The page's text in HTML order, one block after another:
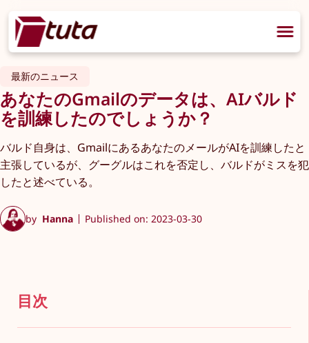
最新のニュース
あなたのGmailのデータは、AIバルド
を訓練したのでしょうか？
バルド自身は、GmailにあるあなたのメールがAIを訓練したと
主張しているが、グーグルはこれを否定し、バルドがミスを犯
したと述べている。
by Hanna Published on: 2023-03-30
目次